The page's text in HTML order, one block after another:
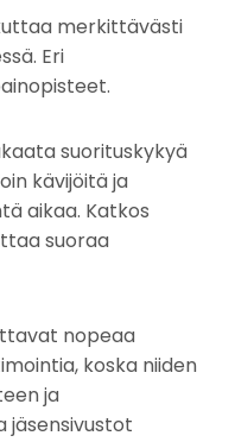
merkittävästi
Eri
suorituskykyä
kävijöitä ja
aikaa. Katkos
suoraa
nopeaa
koska niiden
ja
jäsensivustot